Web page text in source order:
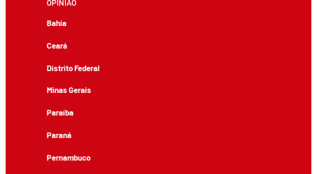
OPINIÃO
Bahia
Ceará
Distrito Federal
Minas Gerais
Paraíba
Paraná
Pernambuco